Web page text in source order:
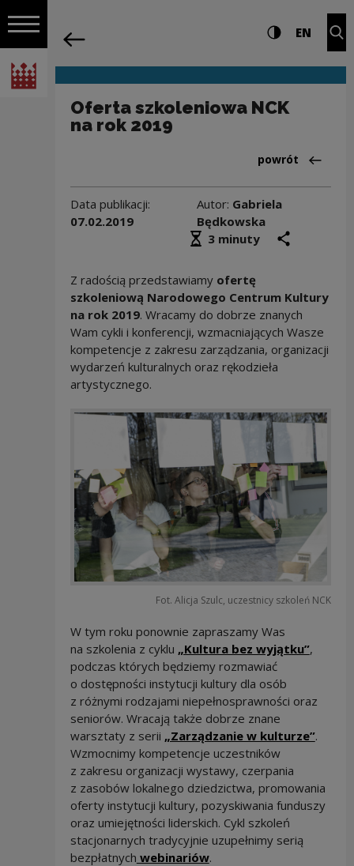
Włącz nawigację
Narodowe Centrum Kultury
Nawigacja Ustawienia i Wysoki
EN
Oferta szkoleniowa NCK
na rok 2019
Powrót
powrót
Data publikacji:
07.02.2019
Autor: Gabriela
Będkowska
Średni czas czytania
3 minuty
Z radością przedstawiamy ofertę
szkoleniową Narodowego Centrum Kultury
na rok 2019. Wracamy do dobrze znanych
Wam cykli i konferencji, wzmacniających Wasze
kompetencje z zakresu zarządzania, organizacji
wydarzeń kulturalnych oraz rękodzieła
artystycznego.
Fot. Alicja Szulc, uczestnicy szkoleń NCK
W tym roku ponownie zapraszamy Was
na szkolenia z cyklu „Kultura bez wyjątku”,
podczas których będziemy rozmawiać
o dostępności instytucji kultury dla osób
z różnymi rodzajami niepełnosprawności oraz
seniorów. Wracają także dobrze znane
warsztaty z serii „Zarządzanie w kulturze”.
Wzmocnimy kompetencje uczestników
z zakresu organizacji wystawy, czerpania
z zasobów lokalnego dziedzictwa, promowania
oferty instytucji kultury, pozyskiwania funduszy
oraz umiejętności liderskich. Cykl szkoleń
stacjonarnych tradycyjnie uzupełnimy serią
bezpłatnych webinariówUwaga, link zostanie
.